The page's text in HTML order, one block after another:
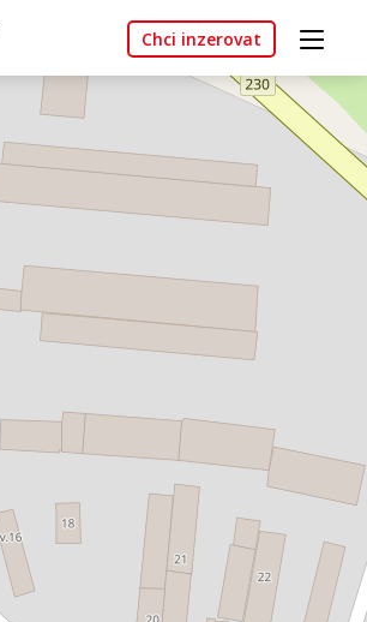
Chci inzerovat